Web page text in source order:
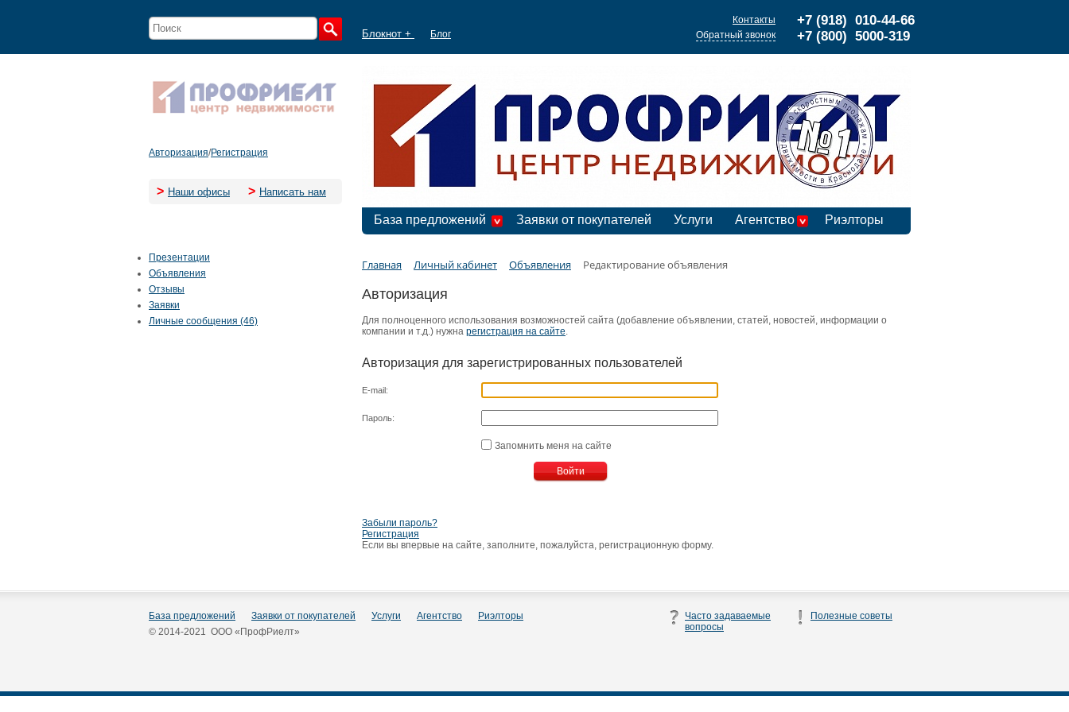
Блокнот + Блог
+7 (918) 010-44-66
+7 (800) 5000-319
Контакты
Обратный звонок
Авторизация/Регистрация
> Наши офисы > Написать нам
База предложений Заявки от покупателей Услуги Агентство Риэлторы
Презентации
Объявления
Отзывы
Заявки
Личные сообщения (46)
Главная Личный кабинет Объявления Редактирование объявления
Авторизация
Для полноценного использования возможностей сайта (добавление объявлении, статей, новостей, информации о
компании и т.д.) нужна регистрация на сайте.
Авторизация для зарегистрированных пользователей
E-mail:
Пароль:
Запомнить меня на сайте
Забыли пароль?
Регистрация
Если вы впервые на сайте, заполните, пожалуйста, регистрационную форму.
База предложений Заявки от покупателей Услуги Агентство
Риэлторы
© 2014-2021 ООО «ПрофРиелт»
Часто задаваемые
вопросы
Полезные советы